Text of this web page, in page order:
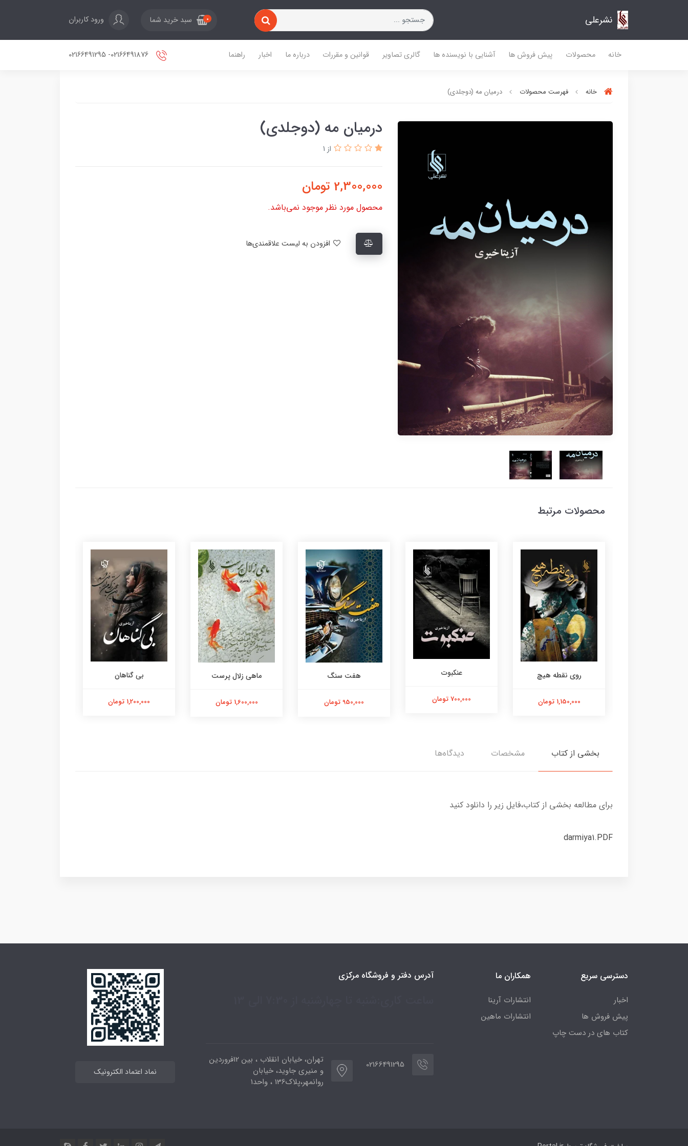
نشرعلی 0 سبد خرید شما ورود کاربران
خانه محصولات پیش فروش ها آشنایی با نویسنده ها گالری تصاویر قوانین و مقررات درباره ما اخبار راهنما
خانه فهرست محصولات درمیان مه (دوجلدی)
درمیان مه (دوجلدی)
از 1
2,300,000 تومان
محصول مورد نظر موجود نمی‌باشد.
محصولات مرتبط
روی نقطه هیچ
1,150,000 تومان
عنکبوت
700,000 تومان
هفت سنگ
950,000 تومان
ماهی زلال پرست
1,600,000 تومان
بی گناهان
1,200,000 تومان
بخشی از کتاب مشخصات دیدگاه‌ها
برای مطالعه بخشی از کتاب،فایل زیر را دانلود کنید
darmiya1.PDF
دسترسی سریع
اخبار
پیش فروش ها
کتاب های در دست چاپ
همکاران ما
انتشارات آرینا
انتشارات ماهین
آدرس دفتر و فروشگاه مرکزی
02166491295
تهران، خیابان انقلاب ، بین 12فروردین
و منیری جاوید، خیابان
روانمهر،پلاک136 ، واحد1
نماد اعتماد الکترونیک